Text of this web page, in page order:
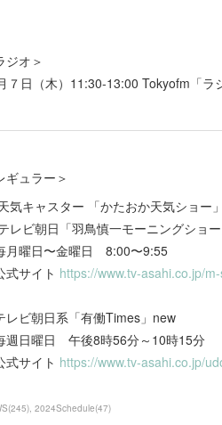
ジオ＞
７日（木）11:30-13:00 Tokyofm「ラ
ギュラー＞
気キャスター 「かたおか天気ショー」
レビ朝日「羽鳥慎一モーニングショー
月曜日〜金曜日 8:00〜9:55
サイト https://www.tv-asahi.co.jp/
ビ朝日系「有働Times」new
日曜日 午後8時56分～10時15分
サイト https://www.tv-asahi.co.jp/
(245) 2024Schedule(47)